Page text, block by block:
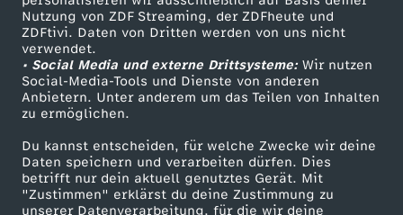
Nutzung von ZDF Streaming, der ZDFheute und
ZDFtivi. Daten von Dritten werden von uns nicht
verwendet.
• Social Media und externe Drittsysteme:Wir nutzen
Social-Media-Tools und Dienste von anderen
Anbietern. Unter anderem um das Teilen von Inhalten
zu ermöglichen.
Du kannst entscheiden, für welche Zwecke wir deine
Daten speichern und verarbeiten dürfen. Dies
betrifft nur dein aktuell genutztes Gerät. Mit
"Zustimmen" erklärst du deine Zustimmung zu
unserer Datenverarbeitung, für die wir deine
m
a
g
a
z
ZDF Unternehmen
Karriere
ZDF goes Schule
Werbefernsehen